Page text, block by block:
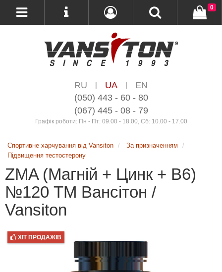
RU | UA |
EN
(050) 443 - 60 - 80
(067) 445 - 08 - 79
Графік роботи: Пн - Пт: 09.00 - 18.00, Сб: 10.00 - 17.00
0
Спортивне харчування від Vansiton
За призначенням
Підвищення тестостерону
ZMA (Магній + Цинк + В6)
№120 ТМ Вансітон /
Vansiton
ХІТ ПРОДАЖІВ